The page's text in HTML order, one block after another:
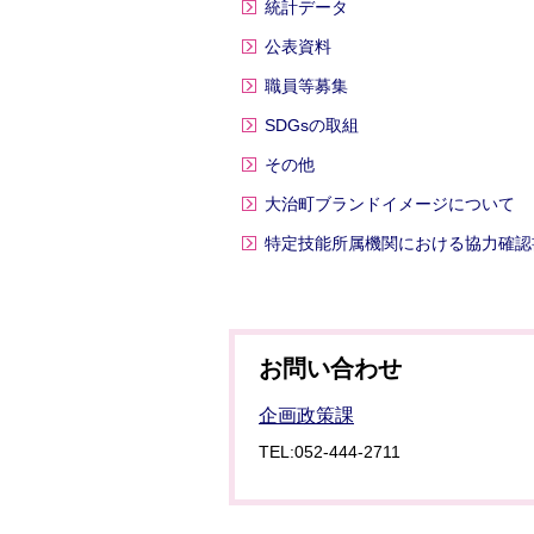
統計データ
公表資料
職員等募集
SDGsの取組
その他
大治町ブランドイメージについて
特定技能所属機関における協力確
お問い合わせ
企画政策課
TEL:052-444-2711